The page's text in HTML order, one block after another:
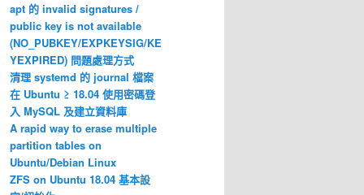
apt 的 invalid signatures /
public key is not available
(NO_PUBKEY/EXPKEYSIG/KE
YEXPIRED) 問題處理方式
清理 systemd 的 journal 檔案
在 Ubuntu ≥ 18.04 使用密碼登
入 MySQL 及建立資料庫
A rapid way to erase multiple
partition tables on
Ubuntu/Debian Linux
ZFS on Ubuntu 18.04 基本設